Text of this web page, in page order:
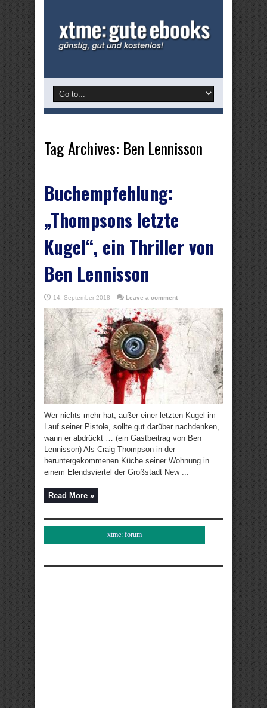
Tag Archives: Ben Lennisson
Buchempfehlung:
„Thompsons letzte
Kugel“, ein Thriller von
Ben Lennisson
14. September 2018 Leave a comment
Wer nichts mehr hat, außer einer letzten Kugel im
Lauf seiner Pistole, sollte gut darüber nachdenken,
wann er abdrückt … (ein Gastbeitrag von Ben
Lennisson) Als Craig Thompson in der
heruntergekommenen Küche seiner Wohnung in
einem Elendsviertel der Großstadt New ...
Read More »
xtme: forum